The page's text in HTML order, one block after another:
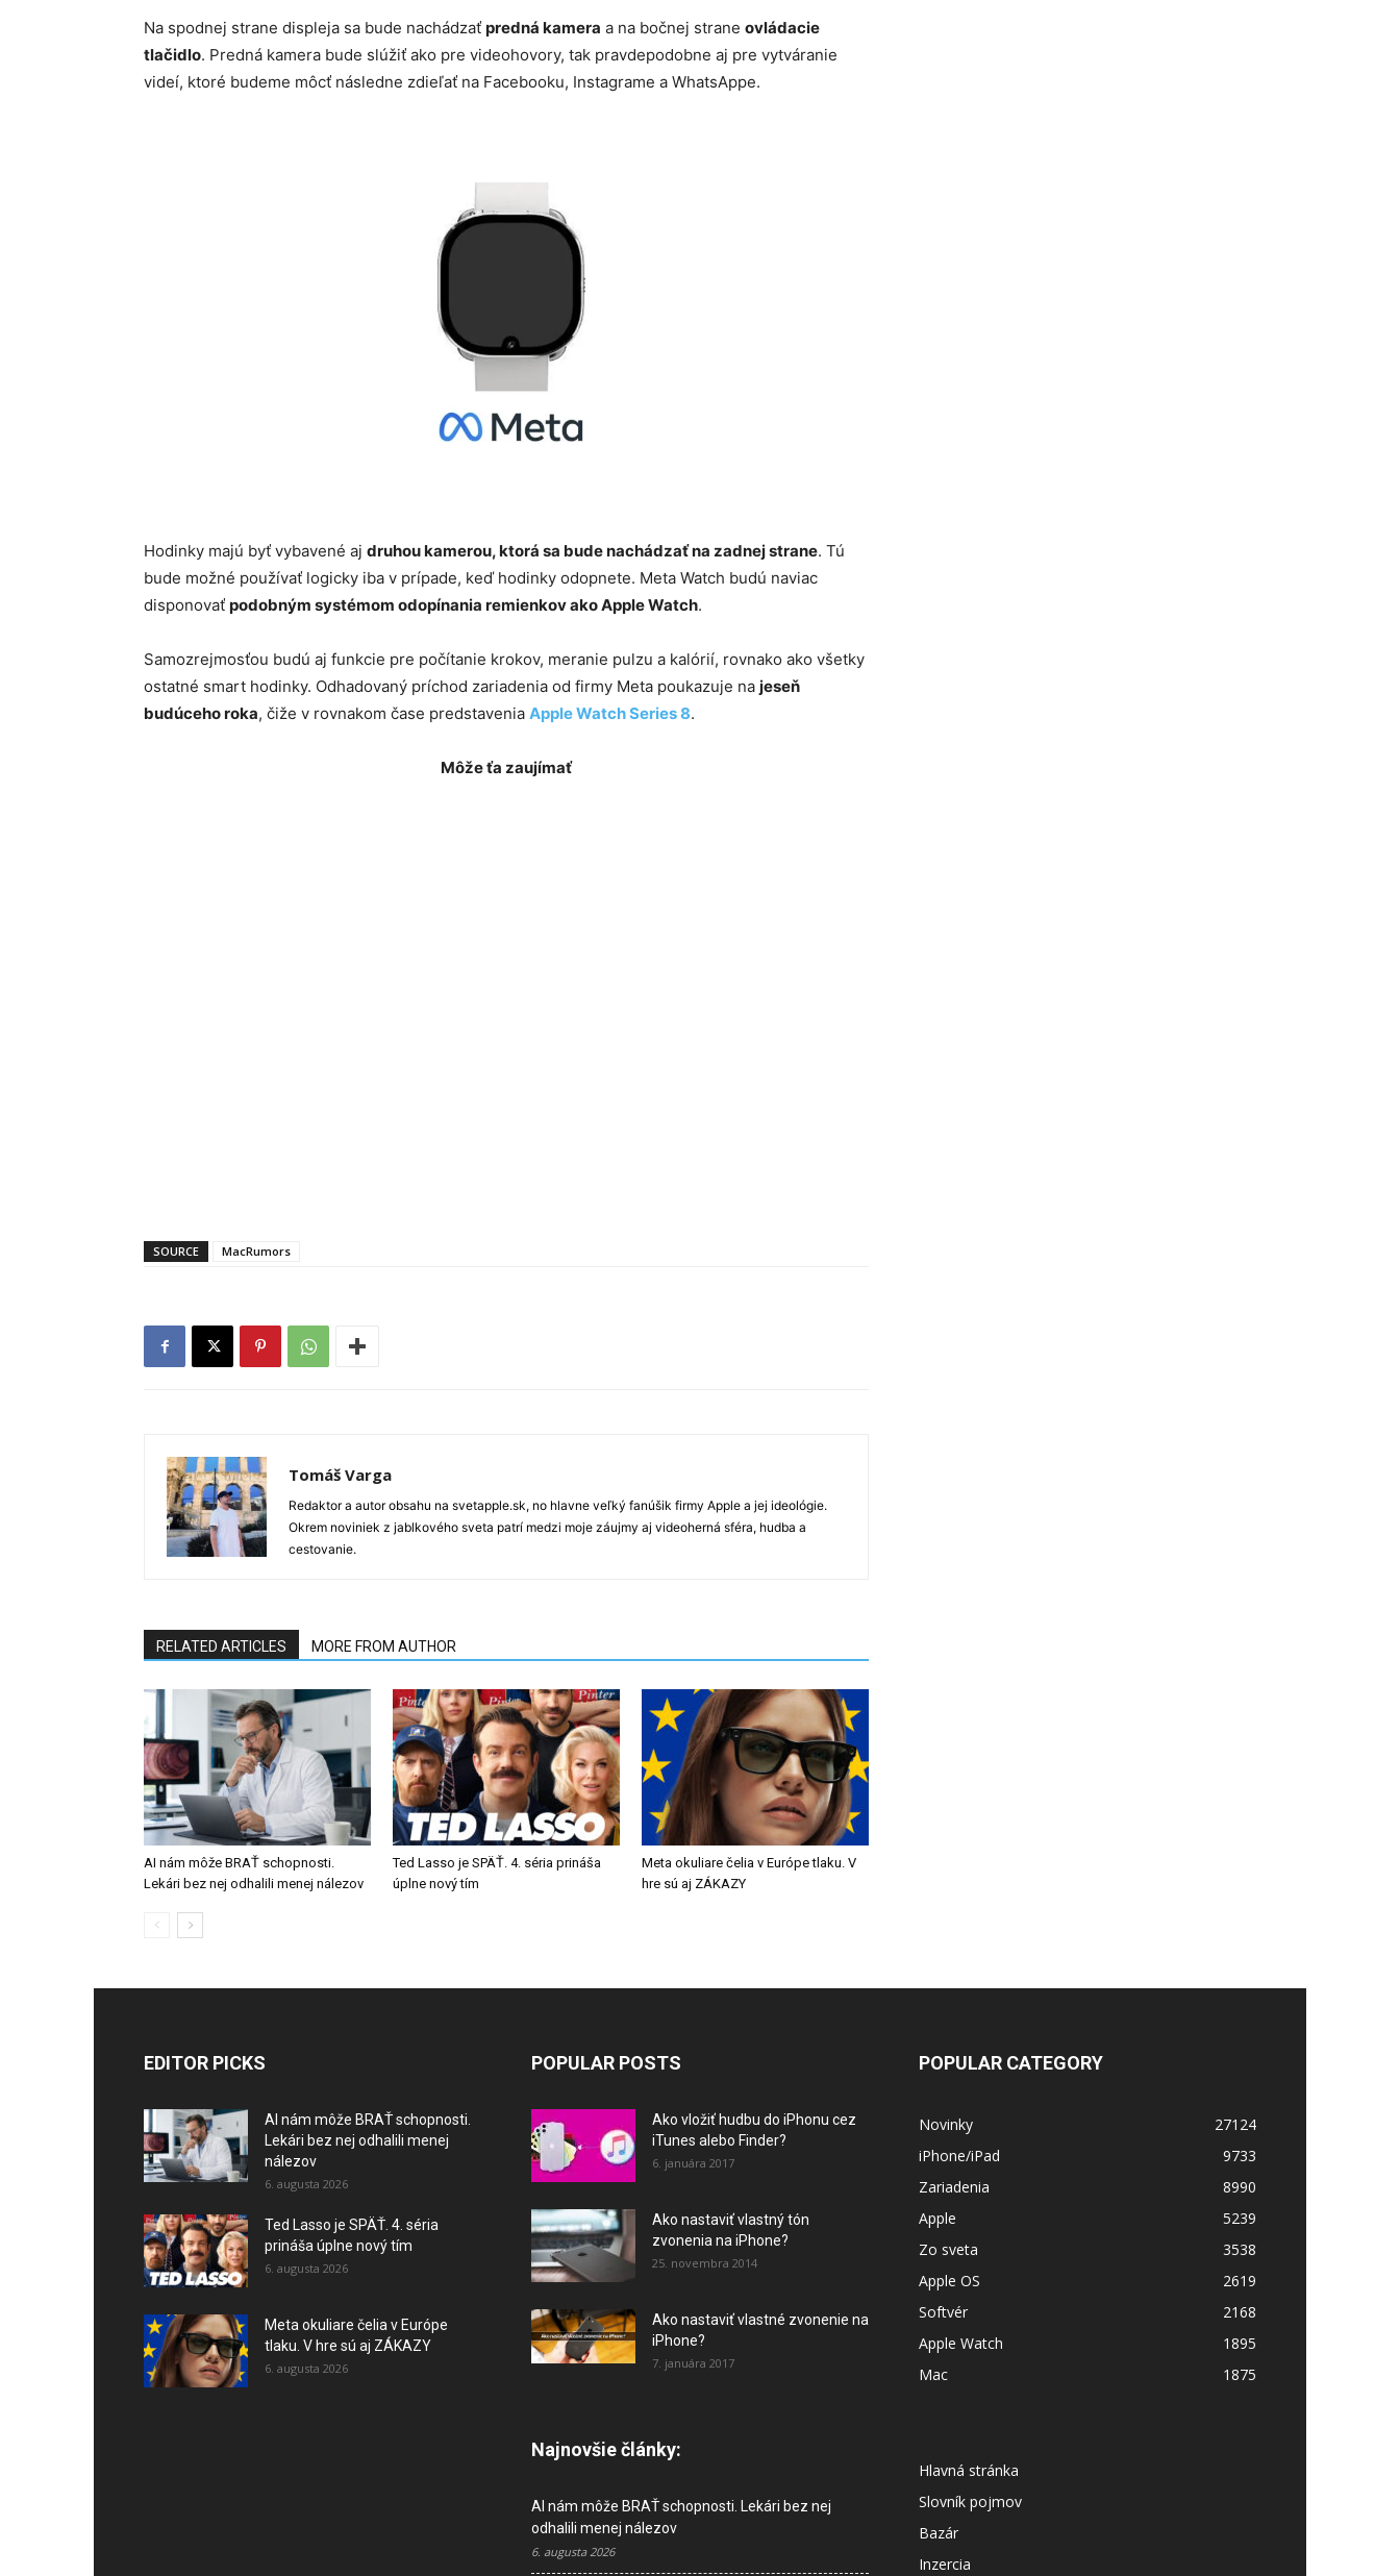
Na spodnej strane displeja sa bude nachádzať predná kamera a na bočnej strane ovládacie
tlačidlo. Predná kamera bude slúžiť ako pre videohovory, tak pravdepodobne aj pre vytváranie
videí, ktoré budeme môcť následne zdieľať na Facebooku, Instagrame a WhatsAppe.
Hodinky majú byť vybavené aj druhou kamerou, ktorá sa bude nachádzať na zadnej strane. Tú
bude možné používať logicky iba v prípade, keď hodinky odopnete. Meta Watch budú naviac
disponovať podobným systémom odopínania remienkov ako Apple Watch.
Samozrejmosťou budú aj funkcie pre počítanie krokov, meranie pulzu a kalórií, rovnako ako všetky
ostatné smart hodinky. Odhadovaný príchod zariadenia od firmy Meta poukazuje na jeseň
budúceho roka, čiže v rovnakom čase predstavenia Apple Watch Series 8.
Môže ťa zaujímať
SOURCE MacRumors
Tomáš Varga
Redaktor a autor obsahu na svetapple.sk, no hlavne veľký fanúšik firmy Apple a jej ideológie.
Okrem noviniek z jablkového sveta patrí medzi moje záujmy aj videoherná sféra, hudba a
cestovanie.
RELATED ARTICLES MORE FROM AUTHOR
AI nám môže BRAŤ schopnosti.
Lekári bez nej odhalili menej nálezov
Ted Lasso je SPÄŤ. 4. séria prináša
úplne nový tím
Meta okuliare čelia v Európe tlaku. V
hre sú aj ZÁKAZY
EDITOR PICKS
AI nám môže BRAŤ schopnosti.
Lekári bez nej odhalili menej
nálezov
6. augusta 2026
Ted Lasso je SPÄŤ. 4. séria
prináša úplne nový tím
6. augusta 2026
Meta okuliare čelia v Európe
tlaku. V hre sú aj ZÁKAZY
6. augusta 2026
POPULAR POSTS
Ako vložiť hudbu do iPhonu cez
iTunes alebo Finder?
6. januára 2017
Ako nastaviť vlastný tón
zvonenia na iPhone?
25. novembra 2014
Ako nastaviť vlastné zvonenie na
iPhone?
7. januára 2017
Najnovšie články:
AI nám môže BRAŤ schopnosti. Lekári bez nej
odhalili menej nálezov
6. augusta 2026
POPULAR CATEGORY
Novinky
27124
iPhone/iPad
9733
Zariadenia
8990
Apple
5239
Zo sveta
3538
Apple OS
2619
Softvér
2168
Apple Watch
1895
Mac
1875
Hlavná stránka
Slovník pojmov
Bazár
Inzercia